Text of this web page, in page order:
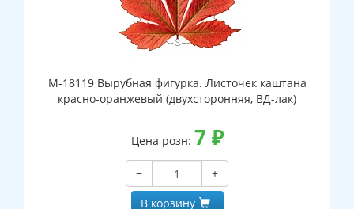
М-18119 Вырубная фигурка. Листочек каштана
красно-оранжевый (двухсторонняя, ВД-лак)
Цена розн: 7 ₽
−
+
В корзину